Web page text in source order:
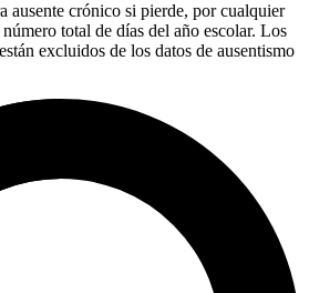
ausente crónico si pierde, por cualquier
total de días del año escolar. Los
excluidos de los datos de ausentismo